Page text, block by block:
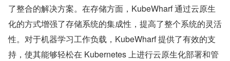
了整合的解决方案。在存储方面，KubeWharf 通过云原生
化的方式增强了存储系统的集成性，提高了整个系统的灵活
性。对于机器学习工作负载，KubeWharf 提供了有效的支
持，使其能够轻松在 Kubernetes 上进行云原生化部署和管